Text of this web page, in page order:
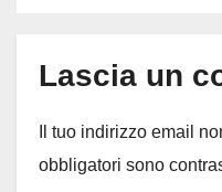
Lascia un
Il tuo indirizzo email
obbligatori sono